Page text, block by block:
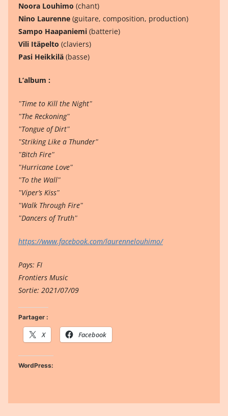
Noora Louhimo (chant)
Nino Laurenne (guitare, composition, production)
Sampo Haapaniemi (batterie)
Vili Itäpelto (claviers)
Pasi Heikkilä (basse)
L’album :
ʺTime to Kill the Nightʺ
ʺThe Reckoningʺ
ʺTongue of Dirtʺ
ʺStriking Like a Thunderʺ
ʺBitch Fireʺ
ʺHurricane Loveʺ
ʺTo the Wallʺ
ʺViper’s Kissʺ
ʺWalk Through Fireʺ
ʺDancers of Truthʺ
https://www.facebook.com/laurennelouhimo/
Pays: FI
Frontiers Music
Sortie: 2021/07/09
Partager :
X Facebook
WordPress: